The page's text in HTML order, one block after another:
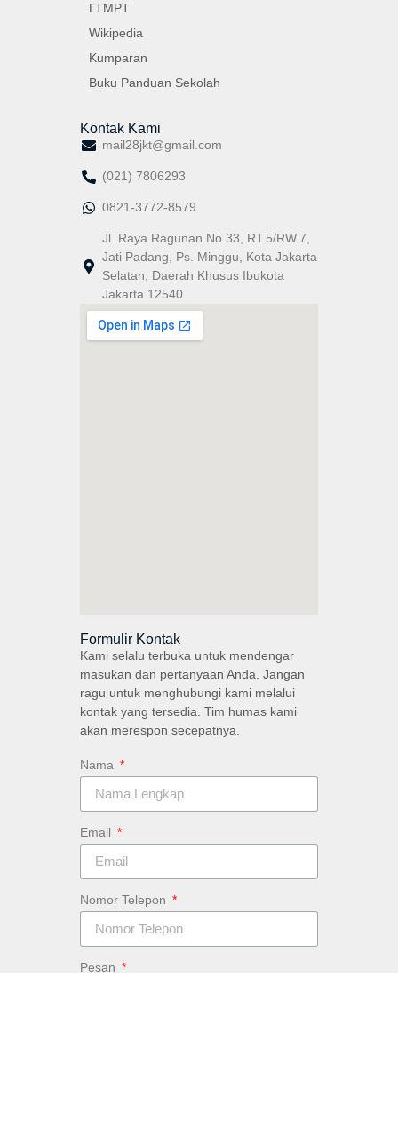
LTMPT
Wikipedia
Kumparan
Buku Panduan Sekolah
Kontak Kami
mail28jkt@gmail.com
(021) 7806293
0821-3772-8579
Jl. Raya Ragunan No.33, RT.5/RW.7,
Jati Padang, Ps. Minggu, Kota Jakarta
Selatan, Daerah Khusus Ibukota
Jakarta 12540
Formulir Kontak
Kami selalu terbuka untuk mendengar
masukan dan pertanyaan Anda. Jangan
ragu untuk menghubungi kami melalui
kontak yang tersedia. Tim humas kami
akan merespon secepatnya.
Nama
Email
Nomor Telepon
Pesan